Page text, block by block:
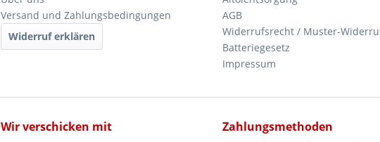
Versand und Zahlungsbedingungen
Widerruf erklären
AGB
Widerrufsrecht / Muster-
Batteriegesetz
Impressum
Wir verschicken mit Zahlungsmethoden